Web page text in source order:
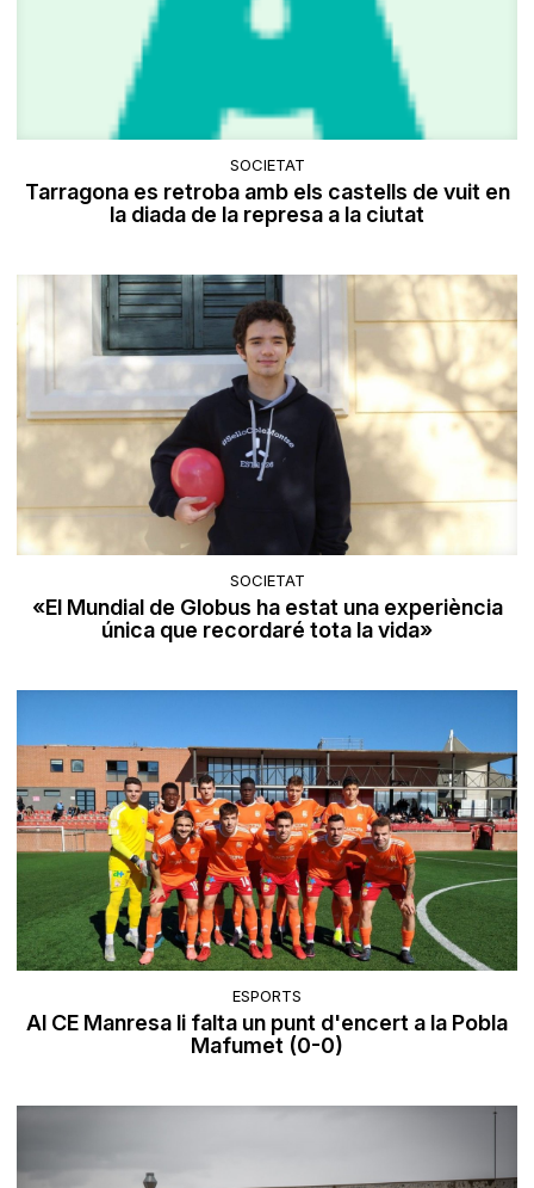
SOCIETAT
Tarragona es retroba amb els castells de vuit en
la diada de la represa a la ciutat
SOCIETAT
«El Mundial de Globus ha estat una experiència
única que recordaré tota la vida»
ESPORTS
Al CE Manresa li falta un punt d'encert a la Pobla
Mafumet (0-0)